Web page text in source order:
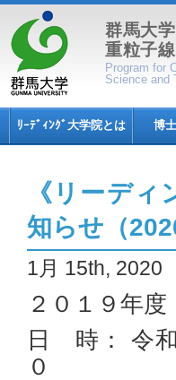
群馬大学
重粒子
Program for
Science and
ﾘｰﾃﾞｨﾝｸﾞ大学院とは 博
《リーデ
知らせ（
1月 15th, 2020
２０１９年
日 時： 令
０